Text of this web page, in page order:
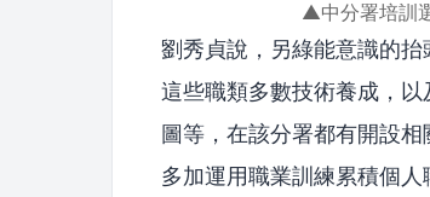
▲中分署培訓
劉秀貞說，另綠能意識的
這些職類多數技術養成，
圖等，在該分署都有開設
多加運用職業訓練累積個人